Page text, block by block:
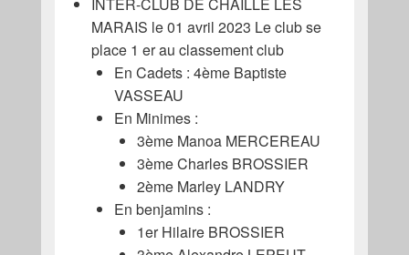
MARAIS le 01 avril 2023 Le club se
place 1 er au classement club
En Cadets : 4ème Baptiste
VASSEAU
En Minimes :
3ème Manoa MERCEREAU
3ème Charles BROSSIER
2ème Marley LANDRY
En benjamins :
1er Hilaire BROSSIER